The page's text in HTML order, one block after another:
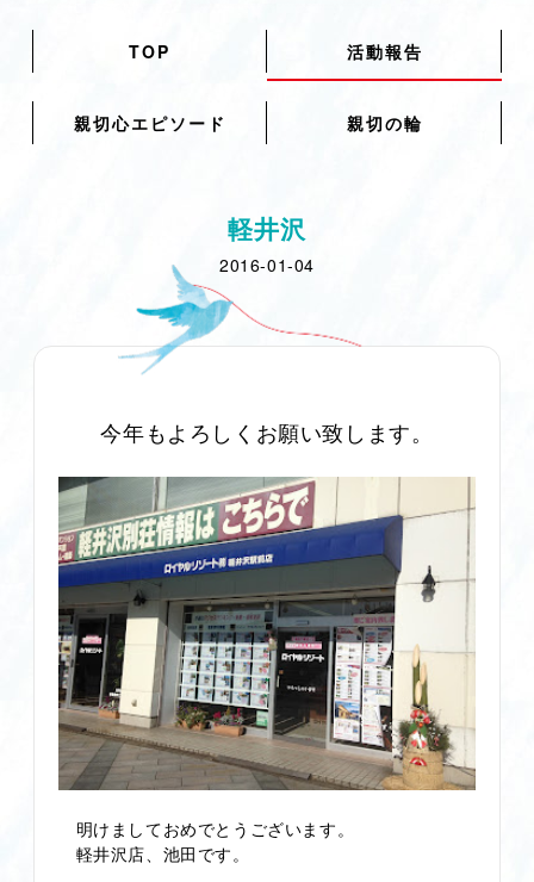
TOP 活動報告
親切心エピソード 親切の輪
軽井沢
2016-01-04
今年もよろしくお願い致します。
明けましておめでとうございます。
軽井沢店、池田です。